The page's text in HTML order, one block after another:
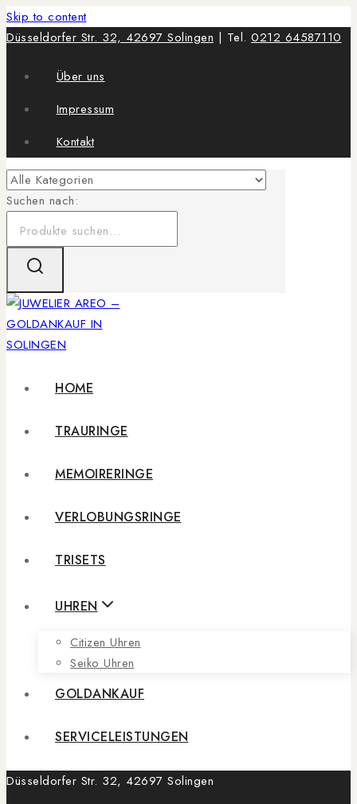
Skip to content
Düsseldorfer Str. 32, 42697 Solingen | Tel. 0212 64587110
Über uns
Impressum
Kontakt
Suchen nach:
HOME
TRAURINGE
MEMOIRERINGE
VERLOBUNGSRINGE
TRISETS
UHREN
Citizen Uhren
Seiko Uhren
GOLDANKAUF
SERVICELEISTUNGEN
Düsseldorfer Str. 32, 42697 Solingen